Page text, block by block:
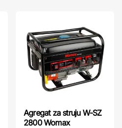
Agregat za struju W-SZ
2800 Womax